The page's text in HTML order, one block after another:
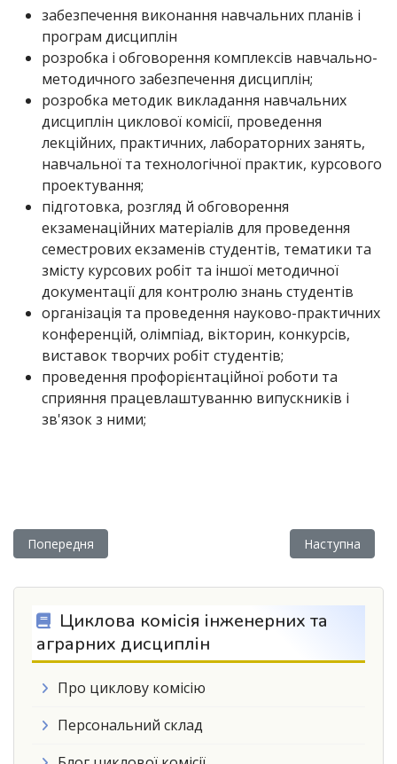
забезпечення виконання навчальних планів і
програм дисциплін
розробка і обговорення комплексів навчально-
методичного забезпечення дисциплін;
розробка методик викладання навчальних
дисциплін циклової комісії, проведення
лекційних, практичних, лабораторних занять,
навчальної та технологічної практик, курсового
проектування;
підготовка, розгляд й обговорення
екзаменаційних матеріалів для проведення
семестрових екзаменів студентів, тематики та
змісту курсових робіт та іншої методичної
документації для контролю знань студентів
організація та проведення науково-практичних
конференцій, олімпіад, вікторин, конкурсів,
виставок творчих робіт студентів;
проведення профорієнтаційної роботи та
сприяння працевлаштуванню випускників і
зв'язок з ними;
Попередня стаття: Садово-паркового господарства
Попередня Наступна
Наступна
Циклова комісія інженерних та
аграрних дисциплін
Про циклову комісію
Персональний склад